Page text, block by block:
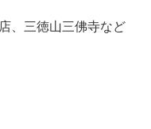
、三徳山三佛寺など